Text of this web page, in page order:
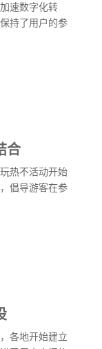
速数字化转
持了用户的参
合
热不活动开始
倡导游客在参
各地开始建立